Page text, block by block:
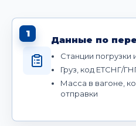
1
Данные по
Станции погрузки
Груз, код ЕТСНГ/
Масса в вагоне,
отправки